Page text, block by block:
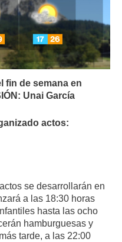
fin de semana en
Unai García
actos:
se desarrollarán en
a las 18:30 horas
hasta las ocho
hamburguesas y
tarde, a las 22:00